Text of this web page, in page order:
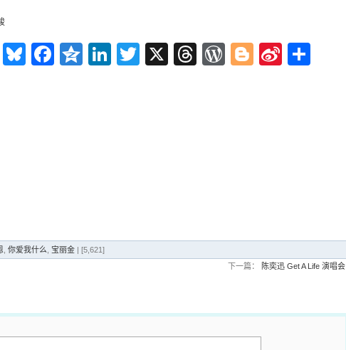
Messenger
Bluesky
Facebook
Qzone
LinkedIn
Twitter
X Threads
WordPress
Blogger
Sina
你爱我什么 宝丽金 | [5,621]
下一篇： 陈奕迅 Get A Life 演唱会